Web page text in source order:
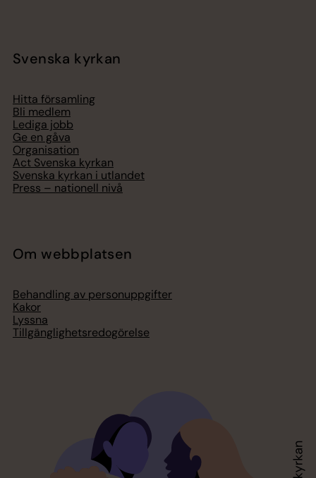
Svenska kyrkan
Hitta församling
Bli medlem
Lediga jobb
Ge en gåva
Organisation
Act Svenska kyrkan
Svenska kyrkan i utlandet
Press – nationell nivå
Om webbplatsen
Behandling av personuppgifter
Kakor
Lyssna
Tillgänglighetsredogörelse